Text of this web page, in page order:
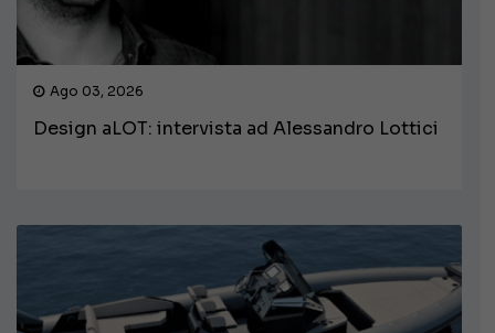
Ago 03, 2026
Design aLOT: intervista ad Alessandro Lottici